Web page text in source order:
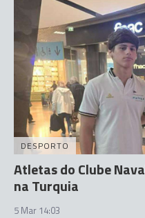
DESPORTO
Atletas do Clube
na Turquia
5 Mar 14:03